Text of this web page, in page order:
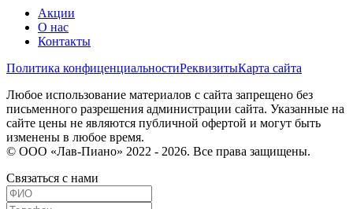
Акции
О нас
Контакты
Политика конфиценциальностиРеквизитыКарта сайта
Любое использование материалов с сайта запрещено без
письменного разрешения администрации сайта. Указанные на
сайте цены не являются публичной офертой и могут быть
изменены в любое время.
© ООО «Лав-Пиано» 2022 - 2026. Все права защищены.
Связаться с нами